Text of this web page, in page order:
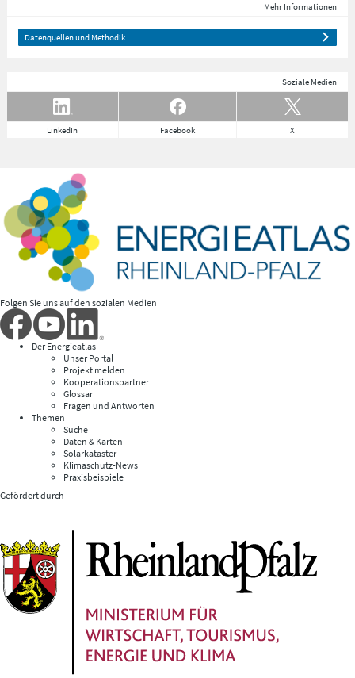
Mehr Informationen
Datenquellen und Methodik
Soziale Medien
LinkedIn Facebook X
Folgen Sie uns auf den sozialen Medien
Der Energieatlas
Unser Portal
Projekt melden
Kooperationspartner
Glossar
Fragen und Antworten
Themen
Suche
Daten & Karten
Solarkataster
Klimaschutz-News
Praxisbeispiele
Gefördert durch